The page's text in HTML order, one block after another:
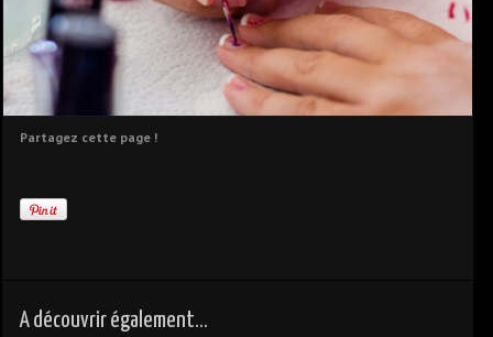
Partagez cette page !
A découvrir également...